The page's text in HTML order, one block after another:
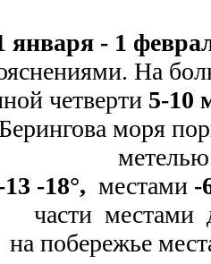
января - 1
На
четверти 5-10
моря
13 -18°, местами -
части местами
на побережье